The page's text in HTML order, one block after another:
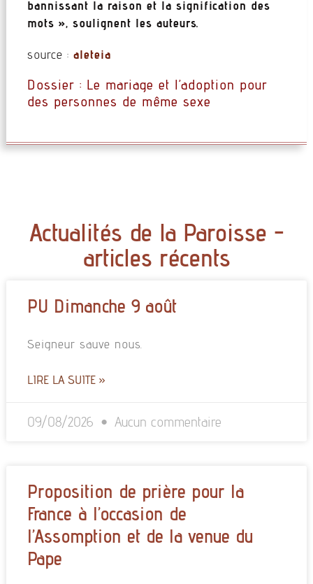
bannissant la raison et la signification des
mots », soulignent les auteurs.
source : aleteia
Dossier : Le mariage et l’adoption pour
des personnes de même sexe
Actualités de la Paroisse -
articles récents
PU Dimanche 9 août
Seigneur sauve nous.
LIRE LA SUITE »
09/08/2026 Aucun commentaire
Proposition de prière pour la
France à l’occasion de
l’Assomption et de la venue du
Pape